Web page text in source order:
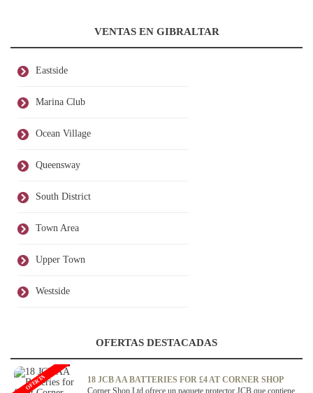
VENTAS EN GIBRALTAR
Eastside
Marina Club
Ocean Village
Queensway
South District
Town Area
Upper Town
Westside
OFERTAS DESTACADAS
18 JCB AA BATTERIES FOR £4 AT CORNER SHOP
Corner Shop Ltd ofrece un paquete protector JCB que contiene
OFERTA